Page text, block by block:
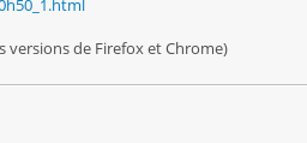
versions de Firefox et Chrome)